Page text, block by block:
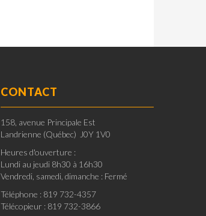
CONTACT
158, avenue Principale Est
Landrienne (Québec) J0Y 1V0
Heures d'ouverture :
Lundi au jeudi 8h30 à 16h30
Vendredi, samedi, dimanche : Fermé
Téléphone : 819 732-4357
Télécopieur : 819 732-3866